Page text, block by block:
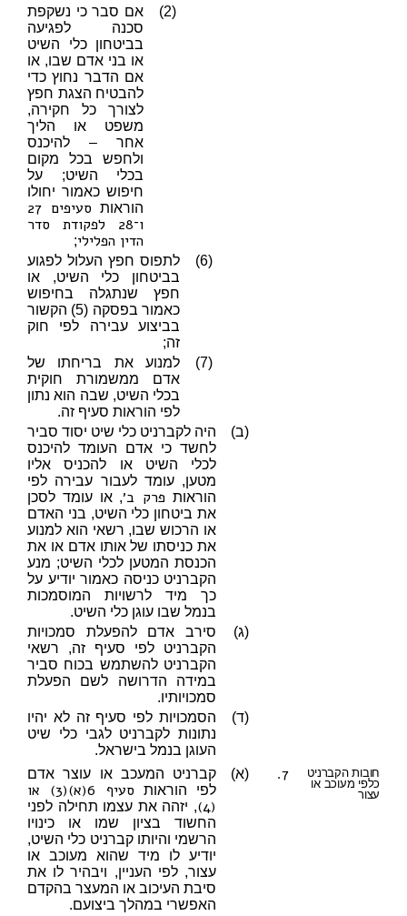
(2)
אם סבר כי נשקפת
סכנה לפגיעה
בביטחון כלי השיט
או בני אדם שבו, או
אם הדבר נחוץ כדי
להבטיח הצגת חפץ
לצורך כל חקירה,
משפט או הליך
אחר – להיכנס
ולחפש בכל מקום
בכלי השיט; על
חיפוש כאמור יחולו
הוראות סעיפים 27
ו־28 לפקודת סדר
הדין הפלילי;
(6)
לתפוס חפץ העלול לפגוע
בביטחון כלי השיט, או
חפץ שנתגלה בחיפוש
כאמור בפסקה (5) הקשור
בביצוע עבירה לפי חוק
זה;
(7)
למנוע את בריחתו של
אדם ממשמורת חוקית
בכלי השיט, שבה הוא נתון
לפי הוראות סעיף זה.
(ב)
היה לקברניט כלי שיט יסוד סביר
לחשד כי אדם העומד להיכנס
לכלי השיט או להכניס אליו
מטען, עומד לעבור עבירה לפי
הוראות פרק ב׳, או עומד לסכן
את ביטחון כלי השיט, בני האדם
או הרכוש שבו, רשאי הוא למנוע
את כניסתו של אותו אדם או את
הכנסת המטען לכלי השיט; מנע
הקברניט כניסה כאמור יודיע על
כך מיד לרשויות המוסמכות
בנמל שבו עוגן כלי השיט.
(ג)
סירב אדם להפעלת סמכויות
הקברניט לפי סעיף זה, רשאי
הקברניט להשתמש בכוח סביר
במידה הדרושה לשם הפעלת
סמכויותיו.
(ד)
הסמכויות לפי סעיף זה לא יהיו
נתונות לקברניט לגבי כלי שיט
העוגן בנמל בישראל.
7.
חובות הקברניט
כלפי מעוכב או
עצור
(א)
קברניט המעכב או עוצר אדם
לפי הוראות
סעיף 6(א)(3) או
(4)
, יזהה את עצמו תחילה לפני
החשוד בציון שמו או כינויו
הרשמי והיותו קברניט כלי השיט,
יודיע לו מיד שהוא מעוכב או
עצור, לפי העניין, ויבהיר לו את
סיבת העיכוב או המעצר בהקדם
האפשרי במהלך ביצועם.